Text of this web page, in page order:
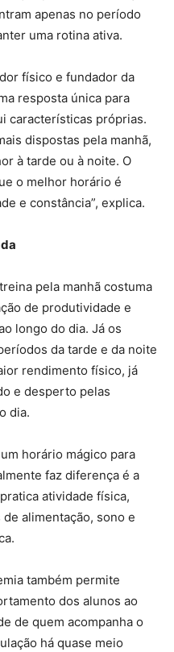
apenas no período
uma rotina ativa.
físico e fundador da
resposta única para
características próprias.
dispostas pela manhã,
à tarde ou à noite. O
o melhor horário é
e constância”, explica.
pela manhã costuma
de produtividade e
longo do dia. Já os
da tarde e da noite
rendimento físico, já
e desperto pelas
dia.
horário mágico para
faz diferença é a
atividade física,
alimentação, sono e
também permite
dos alunos ao
de quem acompanha o
há quase meio